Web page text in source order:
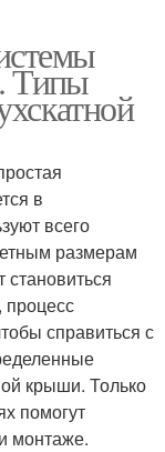
Типы
в
всего
размерам
становиться
справиться с
крыши. Только
помогут
монтаже.